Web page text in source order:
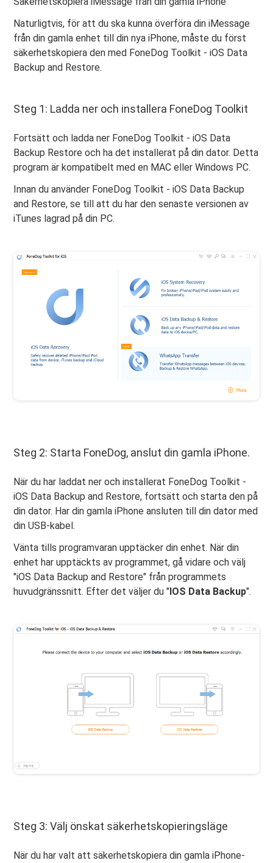
Naturligtvis, för att du ska kunna överföra din iMessage
från din gamla enhet till din nya iPhone, måste du först
säkerhetskopiera den med FoneDog Toolkit - iOS Data
Backup and Restore.
Steg 1: Ladda ner och installera FoneDog Toolkit
Fortsätt och ladda ner FoneDog Toolkit - iOS Data
Backup Restore och ha det installerat på din dator. Detta
program är kompatibelt med en MAC eller Windows PC.
Innan du använder FoneDog Toolkit - iOS Data Backup
and Restore, se till att du har den senaste versionen av
iTunes lagrad på din PC.
Steg 2: Starta FoneDog, anslut din gamla iPhone.
När du har laddat ner och installerat FoneDog Toolkit -
iOS Data Backup and Restore, fortsätt och starta den på
din dator. Har din gamla iPhone ansluten till din dator med
din USB-kabel.
Vänta tills programvaran upptäcker din enhet. När din
enhet har upptäckts av programmet, gå vidare och välj
"iOS Data Backup and Restore" från programmets
huvudgränssnitt. Efter det väljer du "IOS Data Backup".
Steg 3: Välj önskat säkerhetskopieringsläge
När du har valt att säkerhetskopiera din gamla iPhone-